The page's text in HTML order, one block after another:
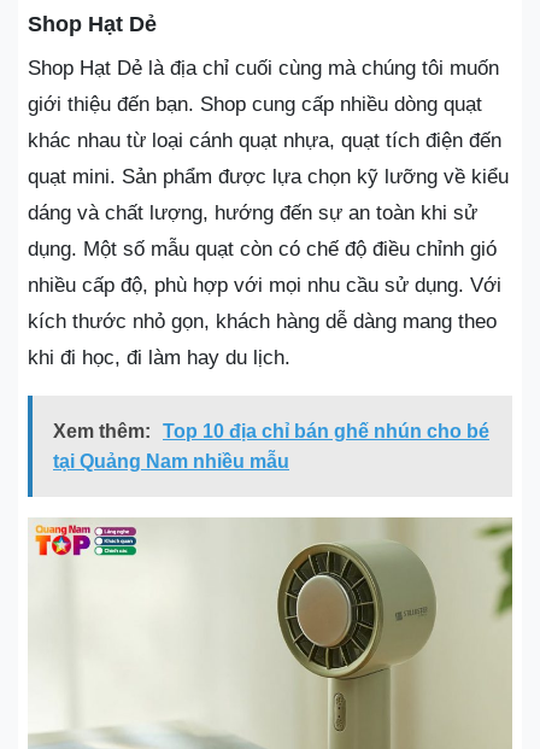
Shop Hạt Dẻ
Shop Hạt Dẻ là địa chỉ cuối cùng mà chúng tôi muốn
giới thiệu đến bạn. Shop cung cấp nhiều dòng quạt
khác nhau từ loại cánh quạt nhựa, quạt tích điện đến
quạt mini. Sản phẩm được lựa chọn kỹ lưỡng về kiểu
dáng và chất lượng, hướng đến sự an toàn khi sử
dụng. Một số mẫu quạt còn có chế độ điều chỉnh gió
nhiều cấp độ, phù hợp với mọi nhu cầu sử dụng. Với
kích thước nhỏ gọn, khách hàng dễ dàng mang theo
khi đi học, đi làm hay du lịch.
Xem thêm:
Top 10 địa chỉ bán ghế nhún cho bé
tại Quảng Nam nhiều mẫu